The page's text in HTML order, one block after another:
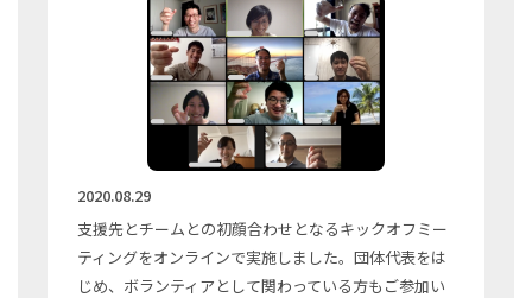
2020.08.29
支援先とチームとの初顔合わせとなるキックオフミー
ティングをオンラインで実施しました。団体代表をは
じめ、ボランティアとして関わっている方もご参加い